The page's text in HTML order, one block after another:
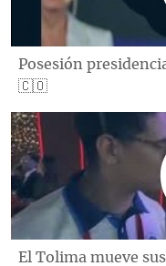
Posesión
🇨🇴
El Tolima mueve